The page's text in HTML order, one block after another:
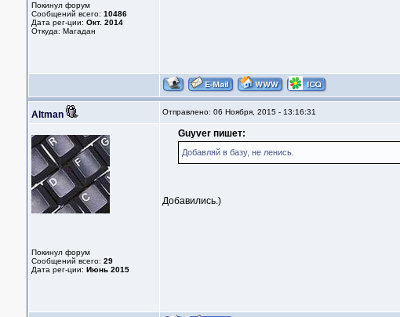
Покинул форум
Сообщений всего: 10486
Дата рег-ции: Окт. 2014
Откуда: Магадан
Altman Отправлено: 06 Ноября, 2015 - 13:16:31
Покинул форум
Сообщений всего: 29
Дата рег-ции: Июнь 2015
Guyver пишет:
Добавляй в базу, не ленись.
Добавились.)